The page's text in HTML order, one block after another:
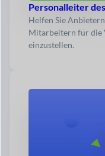
Personalleiter
Helfen Sie
Mitarbeitern für die
einzustellen.